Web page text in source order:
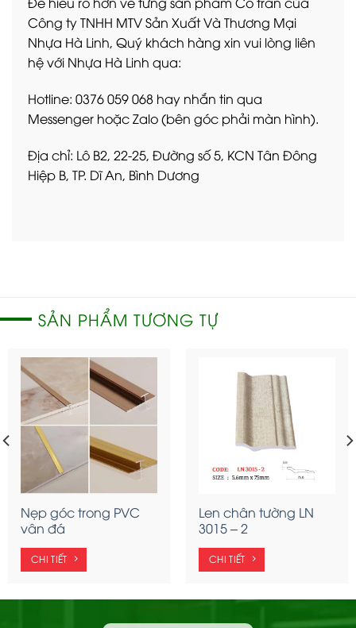
Công ty TNHH MTV Sản Xuất Và Thương Mại
Nhựa Hà Linh, Quý khách hàng xin vui lòng liên
hệ với Nhựa Hà Linh qua:
Hotline: 0376 059 068 hay nhắn tin qua
Messenger hoặc Zalo (bên góc phải màn hình).
Địa chỉ: Lô B2, 22-25, Đường số 5, KCN Tân Đông
Hiệp B, TP. Dĩ An, Bình Dương
SẢN PHẨM TƯƠNG TỰ
Nẹp góc trong PVC
vân đá
CHI TIẾT
Len chân tường LN
3015 – 2
CHI TIẾT